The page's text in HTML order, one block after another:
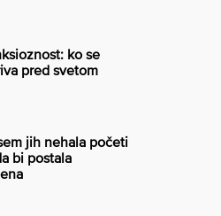
ko se
pred svetom
jih nehala početi
bi postala